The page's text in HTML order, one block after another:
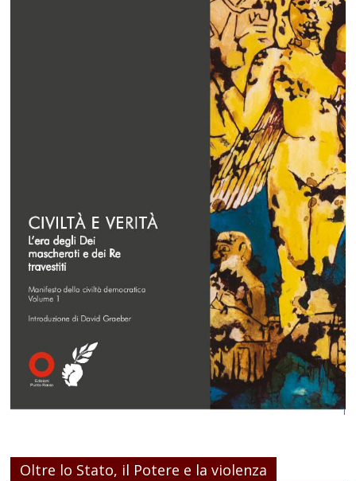
Oltre lo Stato, il Potere e la violenza